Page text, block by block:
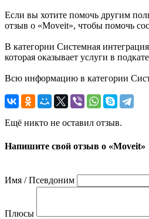
Если вы хотите помочь другим
отзыв о «Moveit», чтобы помочь
В категории Системная
которая оказывает услуги в
Всю информацию в категории
Ещё никто не оставил отзыв.
Напишите свой отзыв о «Moveit»
Имя / Псевдоним
Плюсы